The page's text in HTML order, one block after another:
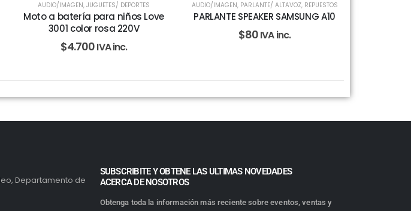
AUDIO/IMAGEN, JUGUETES/ DEPORTES
Moto a batería para niños Love
3001 color rosa 220V
$4.700IVA inc.
AUDIO/IMAGEN, PARLANTE/ ALTAVOZ, REPUESTOS
PARLANTE SPEAKER SAMSUNG A10
$80IVA inc.
Departamento de
SUBSCRIBITE Y OBTENE LAS ULTIMAS NOVEDADES
ACERCA DE NOSOTROS
Obtenga toda la información más reciente sobre eventos, ventas y